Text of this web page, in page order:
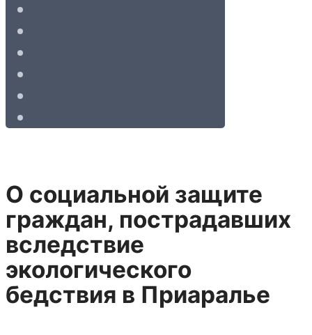
О социальной защите
гpаждан, постpадавших
вследствие
экологического
бедствия в Пpиаpалье